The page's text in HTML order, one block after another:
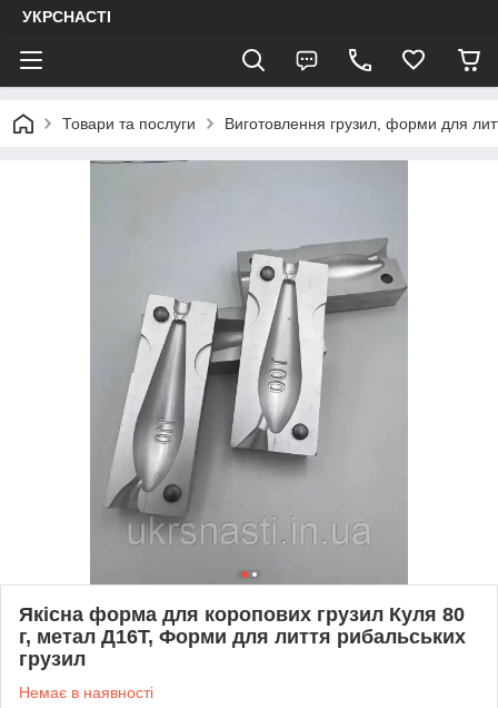
УКРСНАСТІ
Товари та послуги Виготовлення грузил, форми для
Якісна форма для коропових грузил Куля 80
г, метал Д16Т, Форми для лиття рибальських
грузил
Немає в наявності